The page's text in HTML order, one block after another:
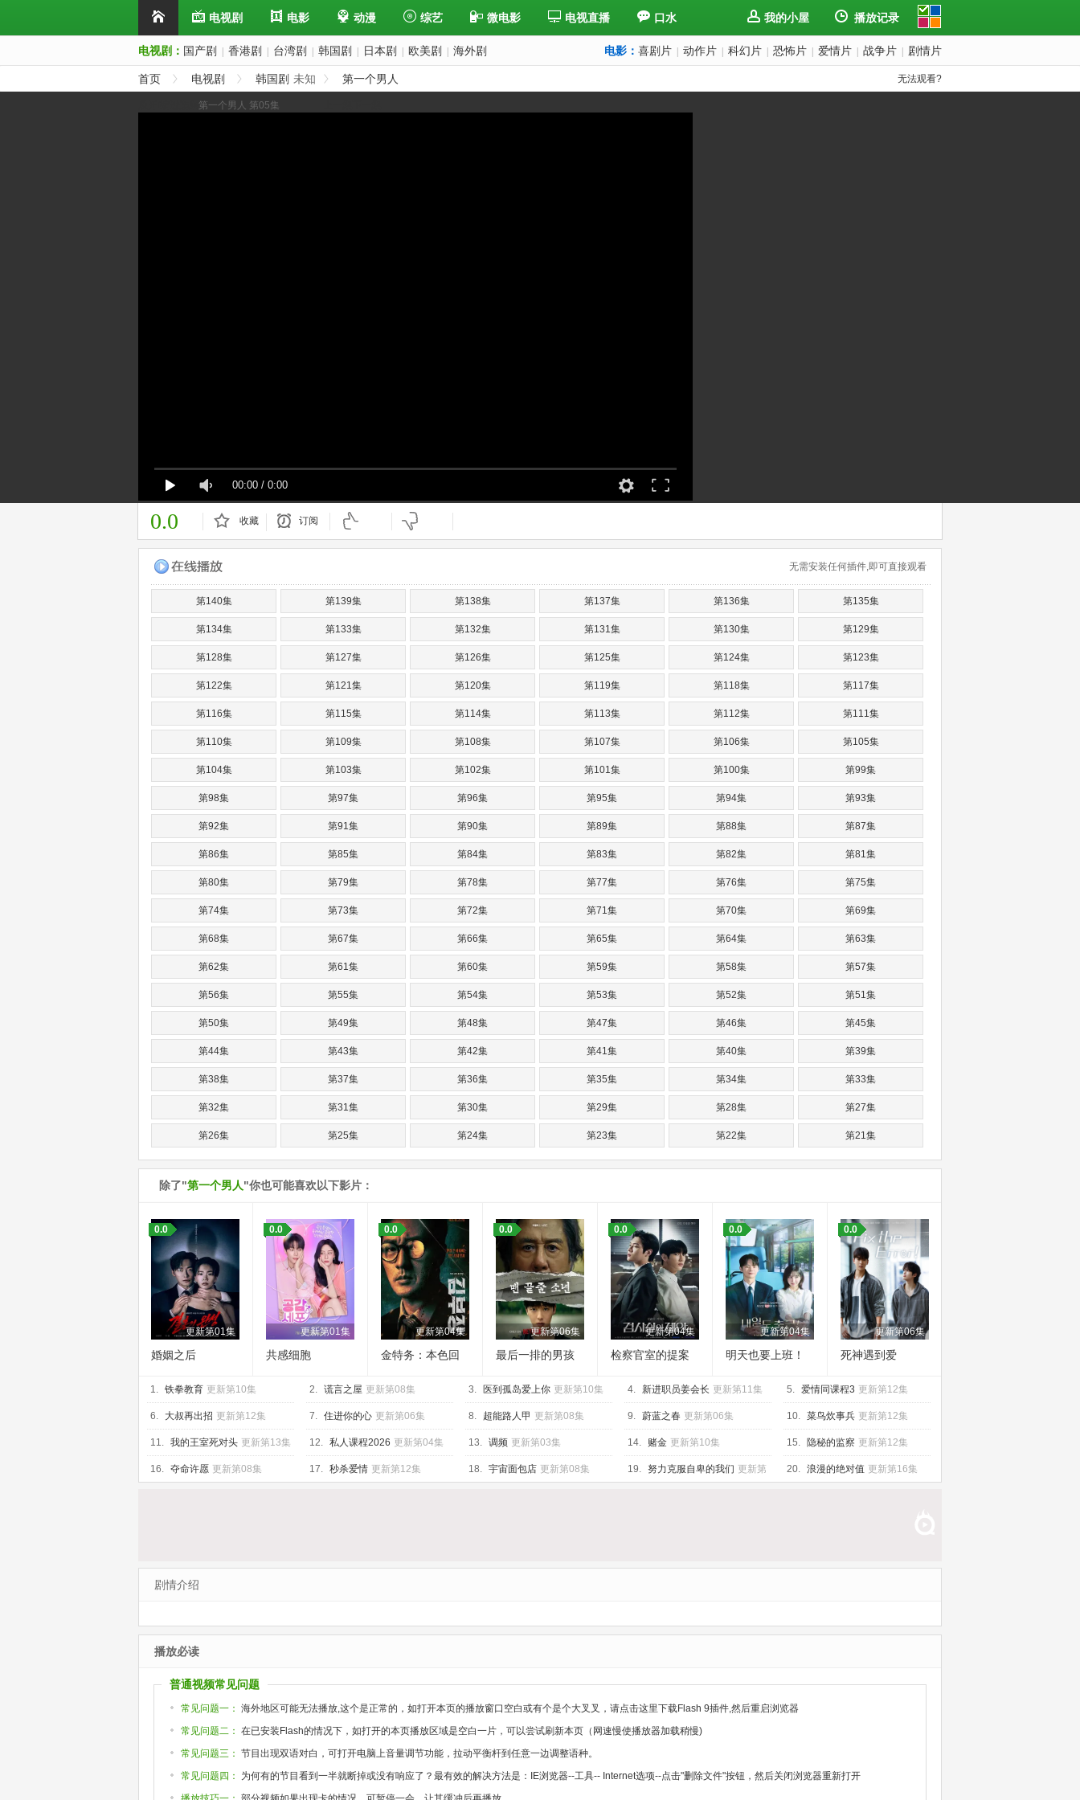
电视剧 电影 动漫 综艺 微电影 电视直播 口水 我的小屋 播放记录
电视剧： 国产剧 香港剧 台湾剧 韩国剧 日本剧 欧美剧 海外剧 电影： 喜剧片 动作片 科幻片 恐怖片 爱情片 战争片 剧情片
无法观看?
首页 电视剧 韩国剧 未知 第一个男人
第一个男人 第05集
00:00 / 0:00
0.0 收藏 订阅
无需安装任何插件,即可直接观看
第140集 第139集 第138集 第137集 第136集 第135集
第134集 第133集 第132集 第131集 第130集 第129集
第128集 第127集 第126集 第125集 第124集 第123集
第122集 第121集 第120集 第119集 第118集 第117集
第116集 第115集 第114集 第113集 第112集 第111集
第110集 第109集 第108集 第107集 第106集 第105集
第104集 第103集 第102集 第101集 第100集 第99集
第98集 第97集 第96集 第95集 第94集 第93集
第92集 第91集 第90集 第89集 第88集 第87集
第86集 第85集 第84集 第83集 第82集 第81集
第80集 第79集 第78集 第77集 第76集 第75集
第74集 第73集 第72集 第71集 第70集 第69集
第68集 第67集 第66集 第65集 第64集 第63集
第62集 第61集 第60集 第59集 第58集 第57集
第56集 第55集 第54集 第53集 第52集 第51集
第50集 第49集 第48集 第47集 第46集 第45集
第44集 第43集 第42集 第41集 第40集 第39集
第38集 第37集 第36集 第35集 第34集 第33集
第32集 第31集 第30集 第29集 第28集 第27集
第26集 第25集 第24集 第23集 第22集 第21集
第20集 第19集 第18集 第17集 第16集 第15集
第14集 第13集
第08集 第07集 第06集 第05集 第04集 第03集
第02集 第01集
除了"第一个男人"你也可能喜欢以下影片：
更新第01集
0.0
婚姻之后
更新第01集
0.0
共感细胞
更新第04集
0.0
金特务：本色回
更新第06集
0.0
最后一排的男孩
更新第04集
0.0
检察官室的提案
更新第04集
0.0
明天也要上班！
更新第06集
0.0
死神遇到爱
1. 铁拳教育 更新第10集 2. 谎言之屋 更新第08集 3. 医到孤岛爱上你 更新第10集 4. 新进职员姜会长 更新第11集 5. 爱情同课程3 更新第12集
6. 大叔再出招 更新第12集 7. 住进你的心 更新第06集 8. 超能路人甲 更新第08集 9. 蔚蓝之春 更新第06集 10. 菜鸟炊事兵 更新第12集
11. 我的王室死对头 更新第13集 12. 私人课程2026 更新第04集 13. 调频 更新第03集 14. 赌金 更新第10集 15. 隐秘的监察 更新第12集
16. 夺命许愿 更新第08集 17. 秒杀爱情 更新第12集 18. 宇宙面包店 更新第08集 19. 努力克服自卑的我们 更新第 20. 浪漫的绝对值 更新第16集
剧情介绍
播放必读
普通视频常见问题
常见问题一： 海外地区可能无法播放,这个是正常的，如打开本页的播放窗口空白或有个是个大叉叉，请点击这里下载Flash 9插件,然后重启浏览器
常见问题二： 在已安装Flash的情况下，如打开的本页播放区域是空白一片，可以尝试刷新本页（网速慢使播放器加载稍慢)
常见问题三： 节目出现双语对白，可打开电脑上音量调节功能，拉动平衡杆到任意一边调整语种。
常见问题四：
为何有的节目看到一半就断掉或没有响应了？最有效的解决方法是：IE浏览器--工具-- Internet选项--点击"删除文件"按钮，然后关闭浏览器重新打开